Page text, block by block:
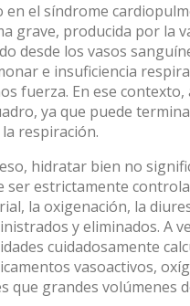
en el síndrome
grave, producida por la
desde los vasos
e insuficiencia
fuerza. En ese
ya que puede
la respiración.
hidratar bien no
ser estrictamente
la oxigenación, la
y eliminados. A
cuidadosamente
vasoactivos,
que grandes volúmenes